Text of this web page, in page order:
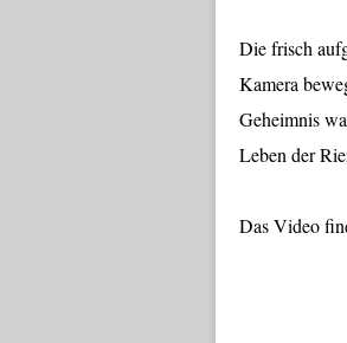
Die frisch
Kamera
Geheimnis
Leben der
Das Video